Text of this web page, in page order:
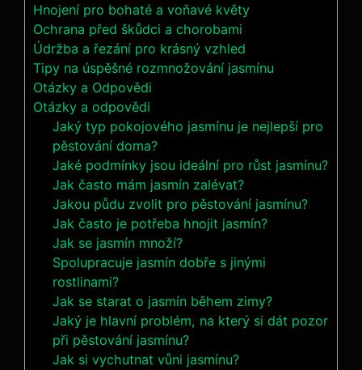
Hnojení pro bohaté a voňavé květy
Ochrana před škůdci a chorobami
Údržba a řezání pro krásný vzhled
Tipy na úspěšné rozmnožování jasmínu
Otázky a Odpovědi
Otázky a odpovědi
Jaký typ pokojového jasmínu je nejlepší pro
pěstování doma?
Jaké podmínky jsou ideální pro růst jasmínu?
Jak často mám jasmín zalévat?
Jakou půdu zvolit pro pěstování jasmínu?
Jak často je potřeba hnojit jasmín?
Jak se jasmín množí?
Spolupracuje jasmín dobře s jinými
rostlinami?
Jak se starat o jasmín během zimy?
Jaký je hlavní problém, na který si dát pozor
při pěstování jasmínu?
Jak si vychutnat vůni jasmínu?